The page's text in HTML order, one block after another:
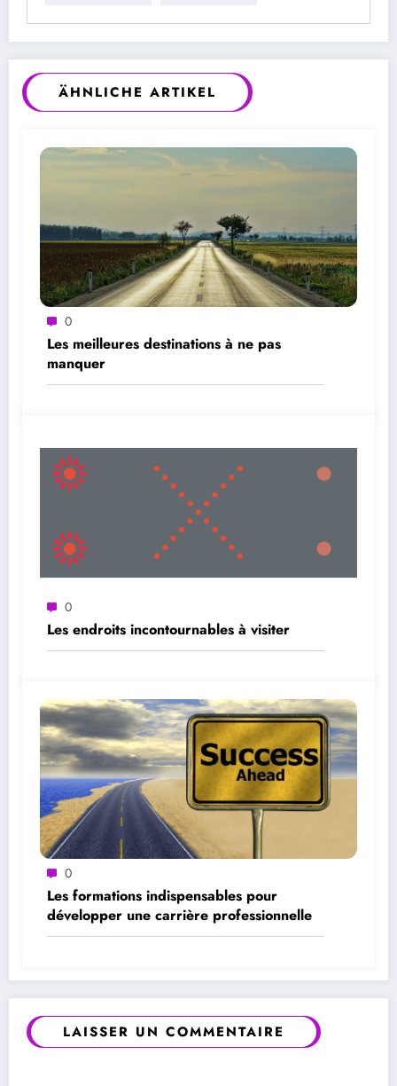
ÄHNLICHE ARTIKEL
0
Les meilleures destinations à ne pas
manquer
0
Les endroits incontournables à visiter
0
Les formations indispensables pour
développer une carrière professionnelle
LAISSER UN COMMENTAIRE